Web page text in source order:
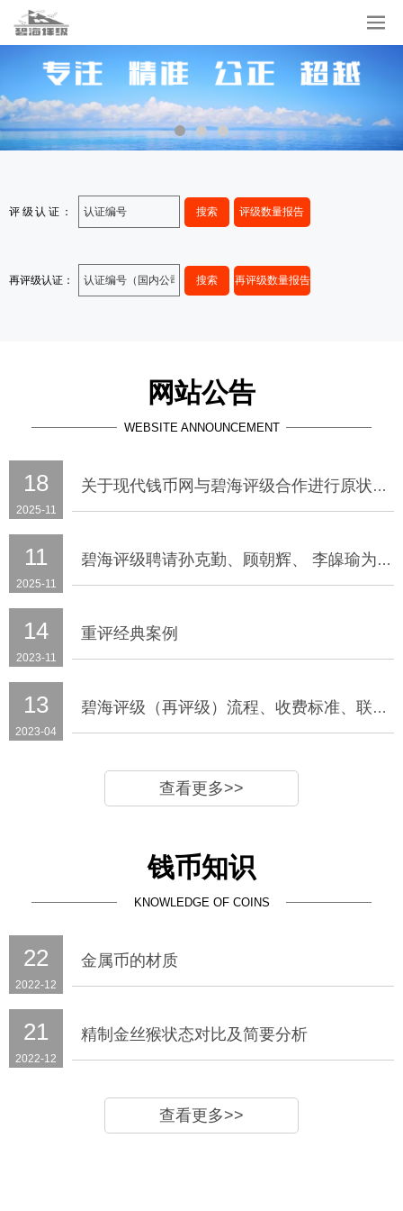
评级认证： 搜索 评级数量报告
再评级认证： 搜索 再评级数量报告
网站公告
WEBSITE ANNOUNCEMENT
18
2025-11
关于现代钱币网与碧海评级合作进行原状态评级服务的通知
11
2025-11
碧海评级聘请孙克勤、顾朝辉、 李皞瑜为专家顾问
14
2023-11
重评经典案例
13
2023-04
碧海评级（再评级）流程、收费标准、联系方式
查看更多>>
钱币知识
KNOWLEDGE OF COINS
22
2022-12
金属币的材质
21
2022-12
精制金丝猴状态对比及简要分析
查看更多>>